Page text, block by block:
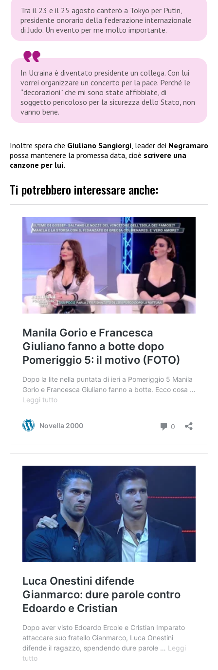
Tra il 23 e il 25 agosto canterò a Tokyo per Putin,
presidente onorario della federazione internazionale
di Judo. Un evento per me molto importante.
In Ucraina è diventato presidente un collega. Con lui
vorrei organizzare un concerto per la pace. Perché le
“decorazioni” che mi sono state affibbiate, di
soggetto pericoloso per la sicurezza dello Stato, non
vanno bene.
Inoltre spera che Giuliano Sangiorgi , leader dei Negramaro
possa mantenere la promessa data, cioè scrivere una
canzone per lui.
Ti potrebbero interessare anche: